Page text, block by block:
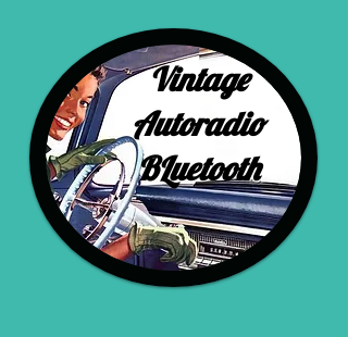
Vintage
Autoradio
BLuetooth